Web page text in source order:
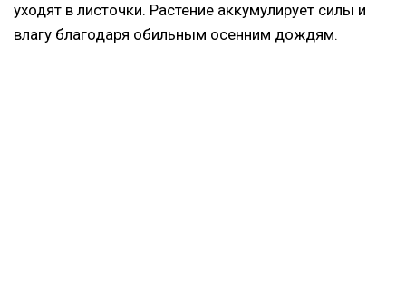
уходят в листочки. Растение аккумулирует силы и
влагу благодаря обильным осенним дождям.